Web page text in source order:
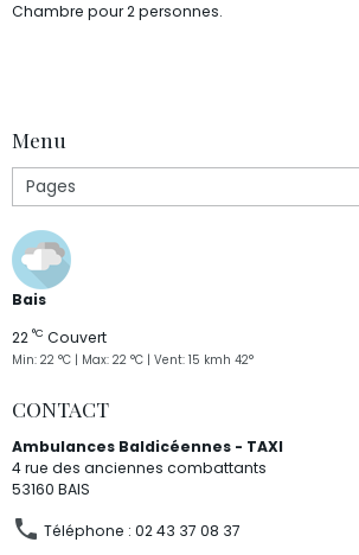
Chambre pour 2 personnes.
Menu
Bais
22 °C Couvert
Min: 22 °C | Max: 22 °C | Vent: 15 kmh 42°
CONTACT
Ambulances Baldicéennes - TAXI
4 rue des anciennes combattants
53160 BAIS
Téléphone : 02 43 37 08 37